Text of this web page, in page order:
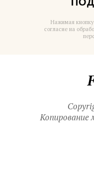
Нажимая кнопку
согласие на
Копирование